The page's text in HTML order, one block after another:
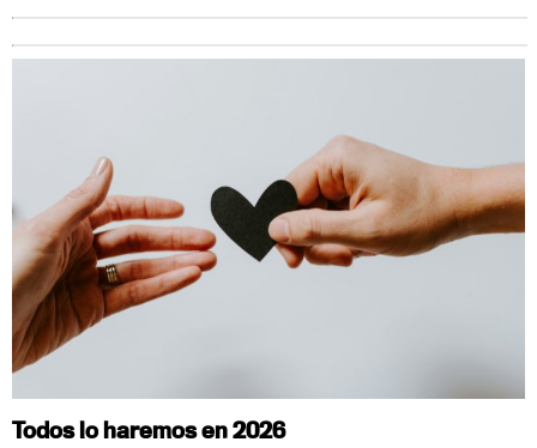
Todos lo haremos en 2026